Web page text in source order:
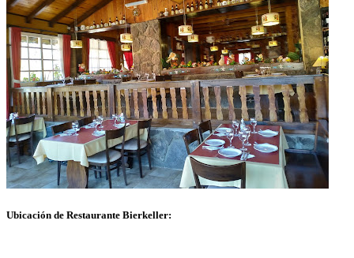
Ubicación de Restaurante Bierkeller: